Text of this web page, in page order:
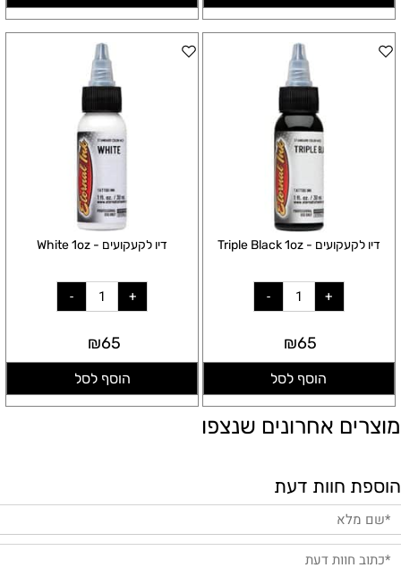
דיו לקעקועים - Triple Black 1oz
₪65
הוסף לסל
דיו לקעקועים - White 1oz
₪65
הוסף לסל
מוצרים אחרונים שנצפו
הוספת חוות דעת